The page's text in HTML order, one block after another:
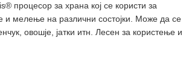
процесор за храна кој се користи за
и мелење на различни состојки. Може да се
овошје, јатки итн. Лесен за користење и